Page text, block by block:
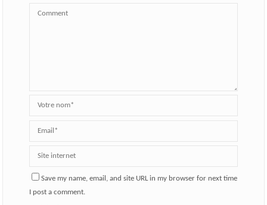
Save my name, email, and site URL in my browser for next time
I post a comment.